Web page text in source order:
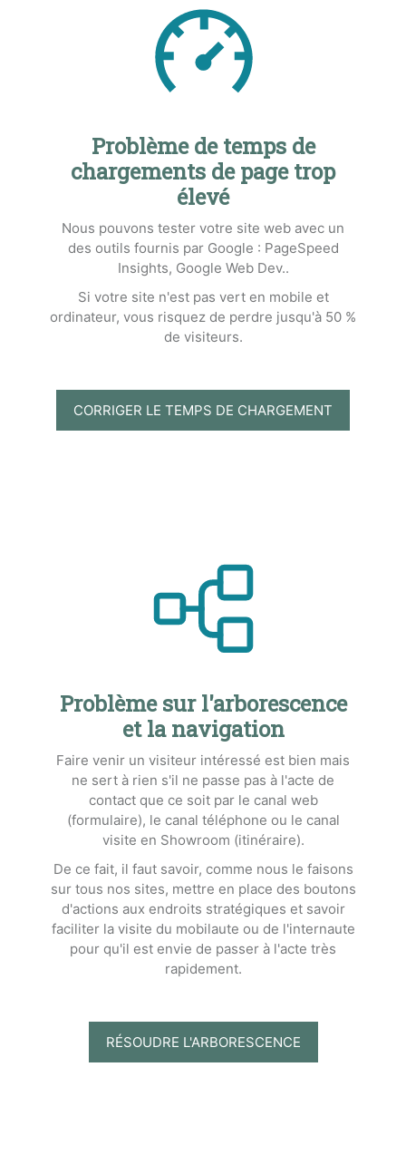
Problème de temps de
chargements de page trop
élevé
Nous pouvons tester votre site web avec un
des outils fournis par Google : PageSpeed
Insights, Google Web Dev..
Si votre site n'est pas vert en mobile et
ordinateur, vous risquez de perdre jusqu'à 50 %
de visiteurs.
CORRIGER LE TEMPS DE CHARGEMENT
Problème sur l'arborescence
et la navigation
Faire venir un visiteur intéressé est bien mais
ne sert à rien s'il ne passe pas à l'acte de
contact que ce soit par le canal web
(formulaire), le canal téléphone ou le canal
visite en Showroom (itinéraire).
De ce fait, il faut savoir, comme nous le faisons
sur tous nos sites, mettre en place des boutons
d'actions aux endroits stratégiques et savoir
faciliter la visite du mobilaute ou de l'internaute
pour qu'il est envie de passer à l'acte très
rapidement.
RÉSOUDRE L'ARBORESCENCE